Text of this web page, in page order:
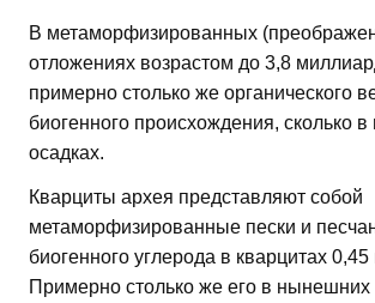
В метаморфизированных
отложениях возрастом до 3,8
примерно столько же органического
биогенного происхождения, сколько
осадках.
Кварциты архея представляют собой
метаморфизированные пески и
биогенного углерода в кварцитах
Примерно столько же его в нынешних